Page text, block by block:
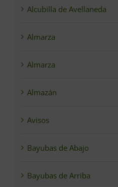
Alcubilla de Avellaneda
Almarza
Almarza
Almazán
Avisos
Bayubas de Abajo
Bayubas de Arriba